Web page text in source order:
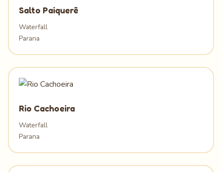
Salto Paiquerê
Waterfall
Parana
Rio Cachoeira
Waterfall
Parana